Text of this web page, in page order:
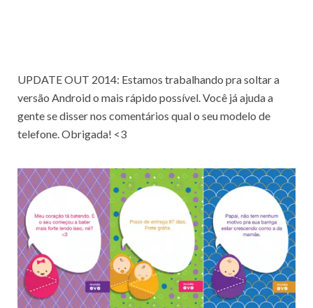
UPDATE OUT 2014: Estamos trabalhando pra soltar a
versão Android o mais rápido possível. Você já ajuda a
gente se disser nos comentários qual o seu modelo de
telefone. Obrigada! <3